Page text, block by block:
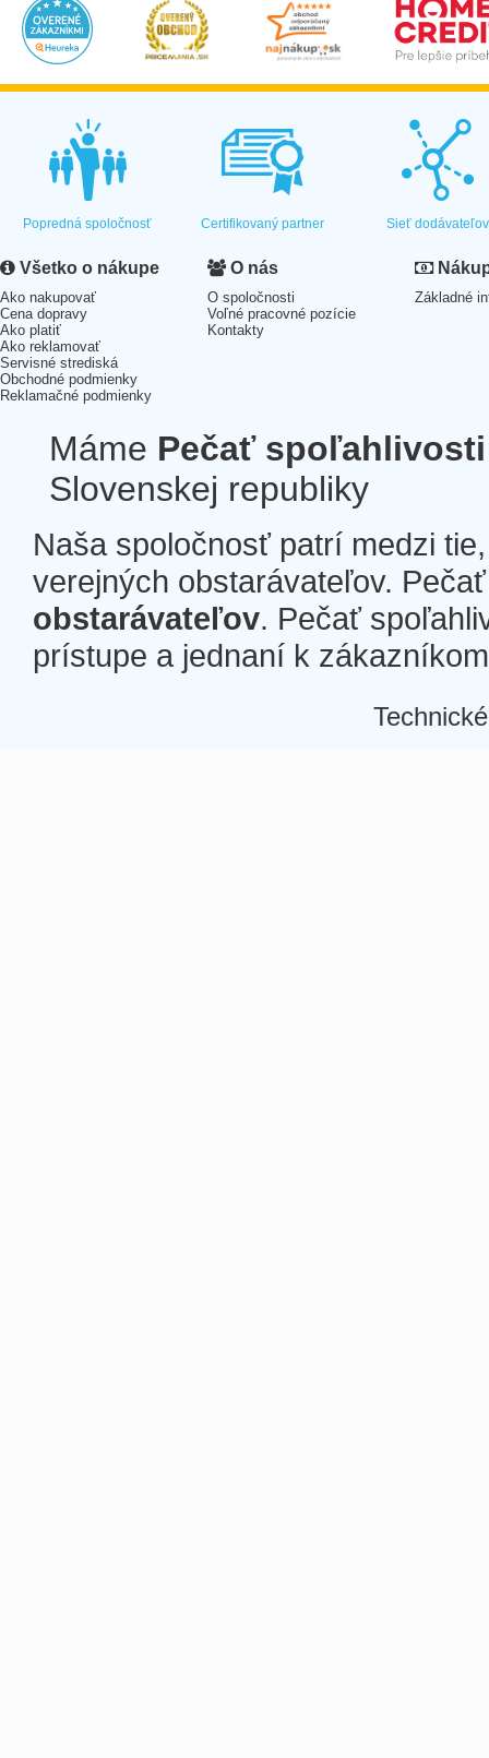
Popredná spoločnosť Certifikovaný partner Sieť dodávateľov
Všetko o nákupe
Ako nakupovať
Cena dopravy
Ako platiť
Ako reklamovať
Servisné strediská
Obchodné podmienky
Reklamačné podmienky
O nás
O spoločnosti
Voľné pracovné pozície
Kontakty
Základné
Máme Pečať spoľahlivosti
Slovenskej republiky
Naša spoločnosť patrí medzi
verejných obstarávateľov.
obstarávateľov. Pečať
prístupe a jednaní k